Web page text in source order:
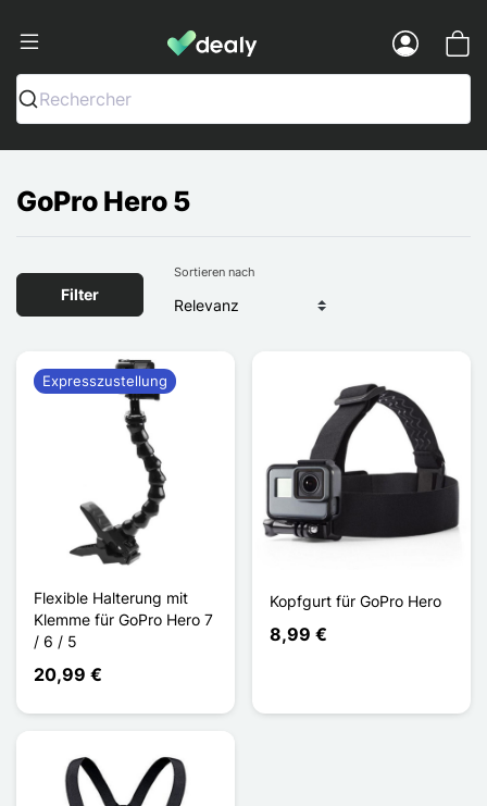
Dealy - Hüllen und Zubehör für
Rechercher
GoPro Hero 5
Filter
Sortieren nach
Flexible Halterung mit
Klemme für GoPro Hero 7
/ 6 / 5
20,99 €
Expresszustellung
Kopfgurt für GoPro Hero
8,99 €